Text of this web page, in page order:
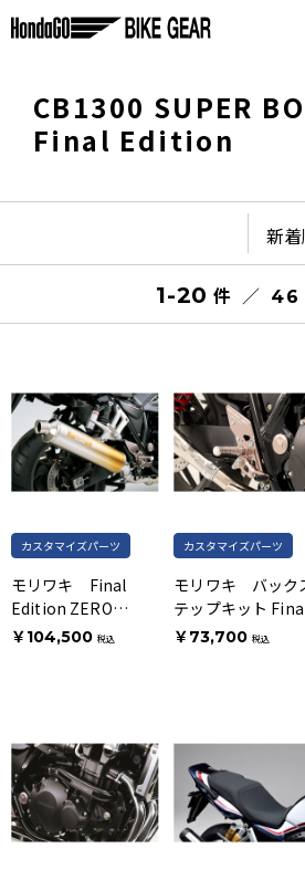
CB1300 SUPER
Final Edition
1-20 件 46
カスタマイズパーツ
モリワキ Final
Edition ZERO
GOLD スリップオン
￥104,500 税込
カスタマイズパーツ
モリワキ バック
テップキット
Edition
￥73,700 税込